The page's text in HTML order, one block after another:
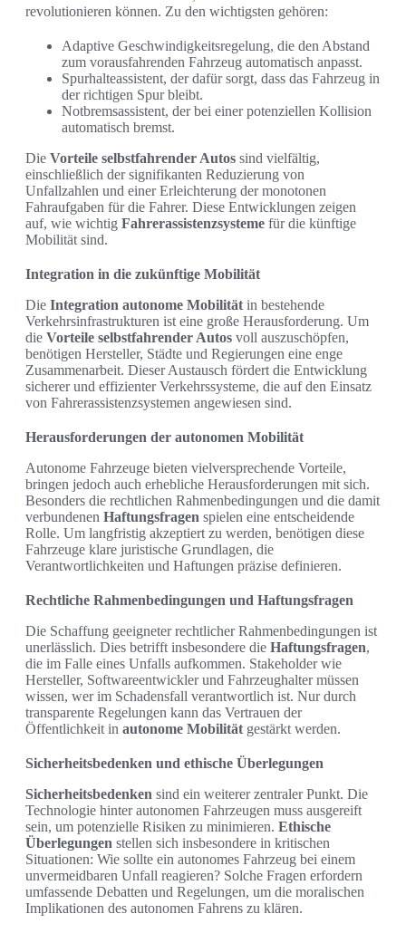
revolutionieren können. Zu den wichtigsten gehören:
Adaptive Geschwindigkeitsregelung, die den Abstand
zum vorausfahrenden Fahrzeug automatisch anpasst.
Spurhalteassistent, der dafür sorgt, dass das Fahrzeug in
der richtigen Spur bleibt.
Notbremsassistent, der bei einer potenziellen Kollision
automatisch bremst.
Die Vorteile selbstfahrender Autos sind vielfältig,
einschließlich der signifikanten Reduzierung von
Unfallzahlen und einer Erleichterung der monotonen
Fahraufgaben für die Fahrer. Diese Entwicklungen zeigen
auf, wie wichtig Fahrerassistenzsysteme für die künftige
Mobilität sind.
Integration in die zukünftige Mobilität
Die Integration autonome Mobilität in bestehende
Verkehrsinfrastrukturen ist eine große Herausforderung. Um
die Vorteile selbstfahrender Autos voll auszuschöpfen,
benötigen Hersteller, Städte und Regierungen eine enge
Zusammenarbeit. Dieser Austausch fördert die Entwicklung
sicherer und effizienter Verkehrssysteme, die auf den Einsatz
von Fahrerassistenzsystemen angewiesen sind.
Herausforderungen der autonomen Mobilität
Autonome Fahrzeuge bieten vielversprechende Vorteile,
bringen jedoch auch erhebliche Herausforderungen mit sich.
Besonders die rechtlichen Rahmenbedingungen und die damit
verbundenen Haftungsfragen spielen eine entscheidende
Rolle. Um langfristig akzeptiert zu werden, benötigen diese
Fahrzeuge klare juristische Grundlagen, die
Verantwortlichkeiten und Haftungen präzise definieren.
Rechtliche Rahmenbedingungen und Haftungsfragen
Die Schaffung geeigneter rechtlicher Rahmenbedingungen ist
unerlässlich. Dies betrifft insbesondere die Haftungsfragen,
die im Falle eines Unfalls aufkommen. Stakeholder wie
Hersteller, Softwareentwickler und Fahrzeughalter müssen
wissen, wer im Schadensfall verantwortlich ist. Nur durch
transparente Regelungen kann das Vertrauen der
Öffentlichkeit in autonome Mobilität gestärkt werden.
Sicherheitsbedenken und ethische Überlegungen
Sicherheitsbedenken sind ein weiterer zentraler Punkt. Die
Technologie hinter autonomen Fahrzeugen muss ausgereift
sein, um potenzielle Risiken zu minimieren. Ethische
Überlegungen stellen sich insbesondere in kritischen
Situationen: Wie sollte ein autonomes Fahrzeug bei einem
unvermeidbaren Unfall reagieren? Solche Fragen erfordern
umfassende Debatten und Regelungen, um die moralischen
Implikationen des autonomen Fahrens zu klären.